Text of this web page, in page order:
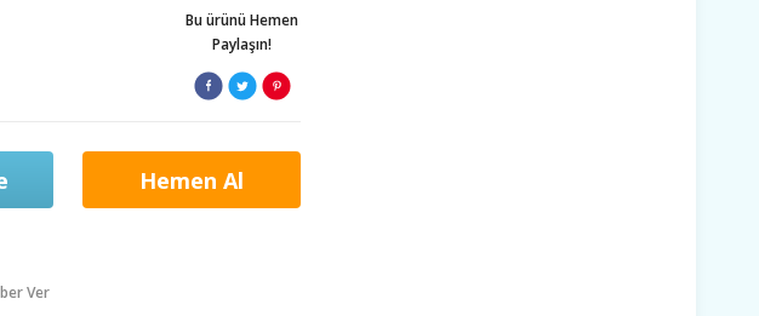
Bu ürünü Hemen
Paylaşın!
Hemen Al
Ver